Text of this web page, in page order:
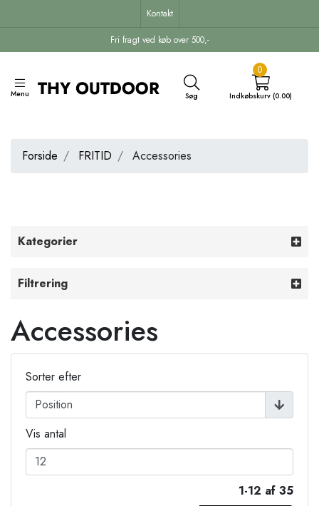
Fri fragt ved køb over 500,-
Kontakt
Menu Søg
0
Indkøbskurv (0.00)
Forside FRITID Accessories
Kategorier
Filtrering
Accessories
Sorter efter
Vis antal
1-12 af 35